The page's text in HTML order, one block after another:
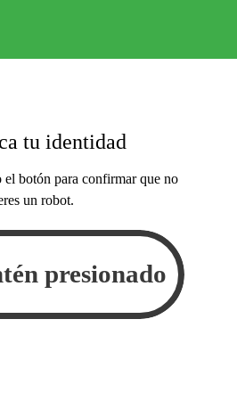
tu identidad
el botón para confirmar que no
un robot.